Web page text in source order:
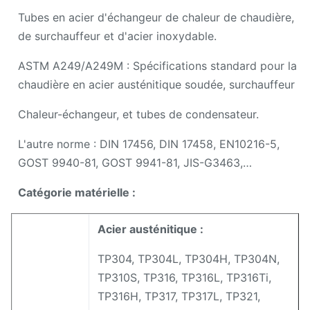
Tubes en acier d'échangeur de chaleur de chaudière,
de surchauffeur et d'acier inoxydable.
ASTM A249/A249M : Spécifications standard pour la
chaudière en acier austénitique soudée, surchauffeur
Chaleur-échangeur, et tubes de condensateur.
L'autre norme : DIN 17456, DIN 17458, EN10216-5,
GOST 9940-81, GOST 9941-81, JIS-G3463,…
Catégorie matérielle :
Acier austénitique :
TP304, TP304L, TP304H, TP304N,
TP310S, TP316, TP316L, TP316Ti,
TP316H, TP317, TP317L, TP321,